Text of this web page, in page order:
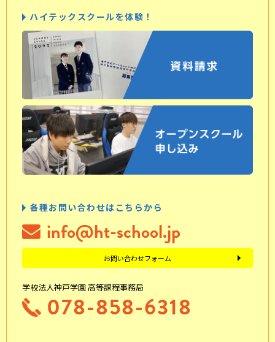
ハイテックスクールを体験！
各種お問い合わせはこちらから
info@ht-school.jp
お問い合わせフォーム
学校法人神戸学園 高等課程事務局
078-858-6318